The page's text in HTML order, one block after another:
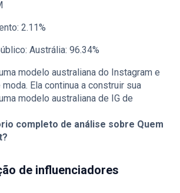
2.11%
Austrália: 96.34%
modelo australiana do Instagram e
Ela continua a construir sua
modelo australiana de IG de
completo de análise sobre Quem
de influenciadores